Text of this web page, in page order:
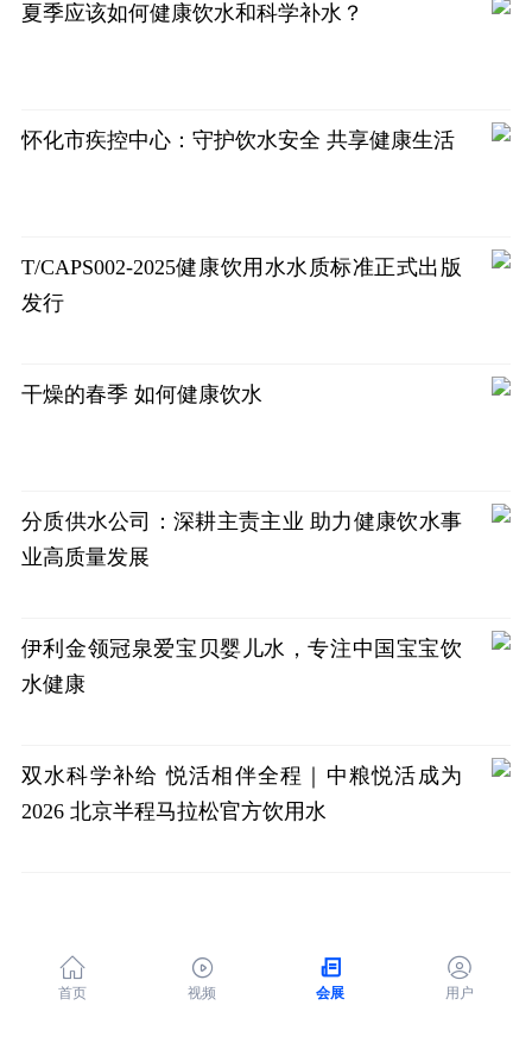
夏季应该如何健康饮水和科学补水？
怀化市疾控中心：守护饮水安全 共享健康生活
T/CAPS002-2025健康饮用水水质标准正式出版
发行
干燥的春季 如何健康饮水
分质供水公司：深耕主责主业 助力健康饮水事
业高质量发展
伊利金领冠泉爱宝贝婴儿水，专注中国宝宝饮
水健康
双水科学补给 悦活相伴全程｜中粮悦活成为
2026 北京半程马拉松官方饮用水

首页

视频

会展

用户